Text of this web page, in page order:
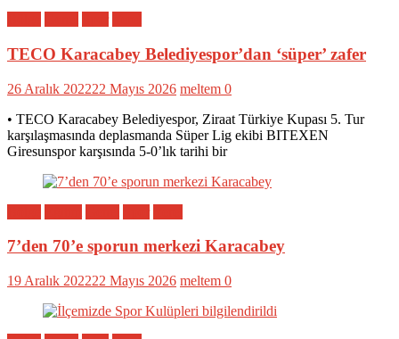
TECO Karacabey Belediyespor’dan ‘süper’ zafer
26 Aralık 202222 Mayıs 2026 meltem 0
• TECO Karacabey Belediyespor, Ziraat Türkiye Kupası 5. Tur
karşılaşmasında deplasmanda Süper Lig ekibi BITEXEN
Giresunspor karşısında 5-0’lık tarihi bir
7’den 70’e sporun merkezi Karacabey
19 Aralık 202222 Mayıs 2026 meltem 0